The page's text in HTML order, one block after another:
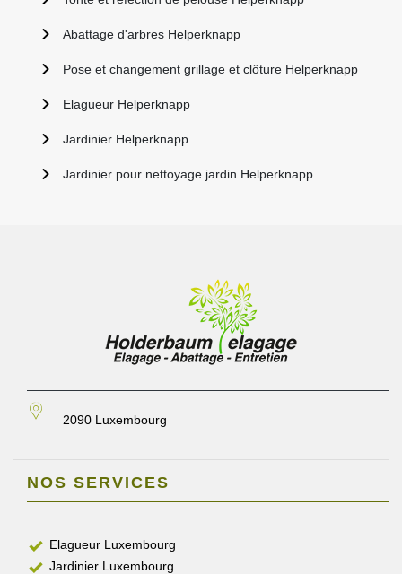
Abattage d'arbres Helperknapp
Pose et changement grillage et clôture Helperknapp
Elagueur Helperknapp
Jardinier Helperknapp
Jardinier pour nettoyage jardin Helperknapp
2090 Luxembourg
NOS SERVICES
Elagueur Luxembourg
Jardinier Luxembourg